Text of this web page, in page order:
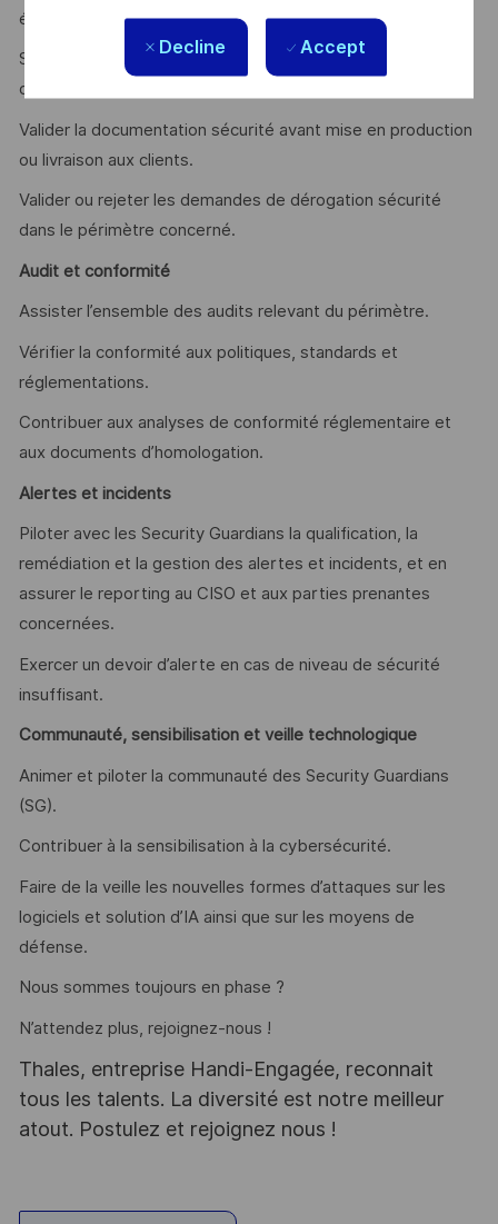
Decline Accept
équipes de delivery.
Surveiller les vulnérabilités identifiées et piloter les actions
de remédiation avec les Security Guardians.
Valider la documentation sécurité avant mise en production
ou livraison aux clients.
Valider ou rejeter les demandes de dérogation sécurité
dans le périmètre concerné.
Audit et conformité
Assister l’ensemble des audits relevant du périmètre.
Vérifier la conformité aux politiques, standards et
réglementations.
Contribuer aux analyses de conformité réglementaire et
aux documents d’homologation.
Alertes et incidents
Piloter avec les Security Guardians la qualification, la
remédiation et la gestion des alertes et incidents, et en
assurer le reporting au CISO et aux parties prenantes
concernées.
Exercer un devoir d’alerte en cas de niveau de sécurité
insuffisant.
Communauté, sensibilisation et veille technologique
Animer et piloter la communauté des Security Guardians
(SG).
Contribuer à la sensibilisation à la cybersécurité.
Faire de la veille les nouvelles formes d’attaques sur les
logiciels et solution d’IA ainsi que sur les moyens de
défense.
Nous sommes toujours en phase ?
N’attendez plus, rejoignez-nous !
Thales, entreprise Handi-Engagée, reconnait
tous les talents. La diversité est notre meilleur
atout. Postulez et rejoignez nous !